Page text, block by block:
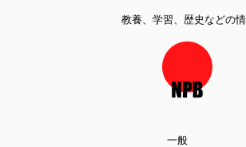
教養、学習、歴史などの
一般